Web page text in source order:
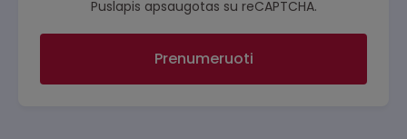
Puslapis apsaugotas su reCAPTCHA.
Prenumeruoti